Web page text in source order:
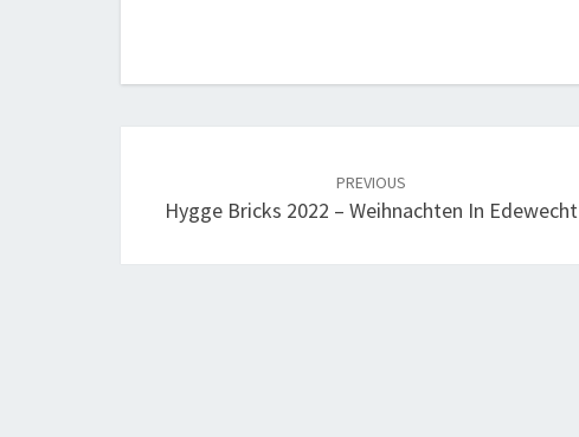
PREVIOUS
Hygge Bricks 2022 – Weihnachten In Edewecht